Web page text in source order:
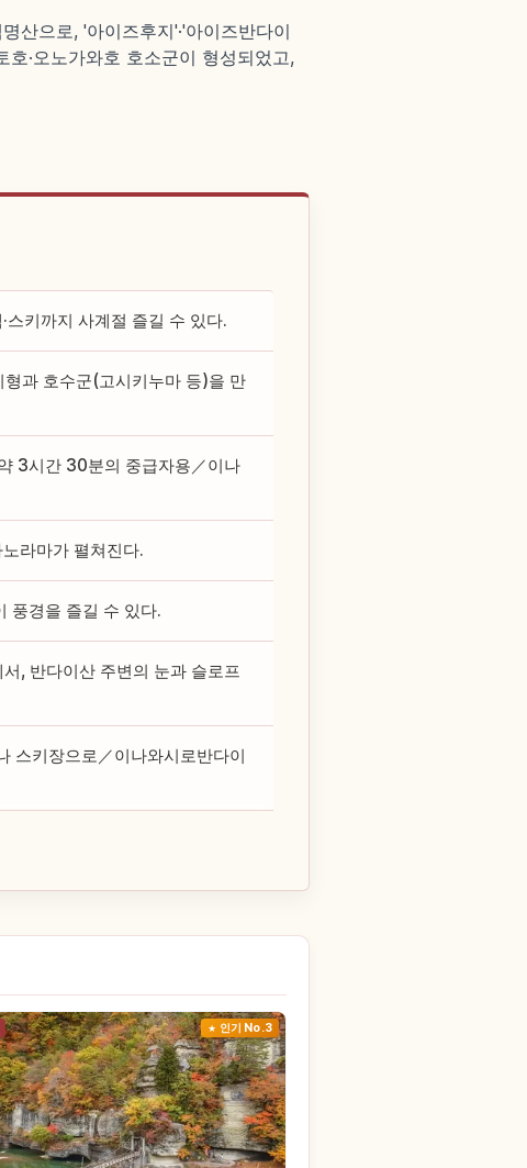
산으로, '아이즈후지'·'아이즈반다이
·오노가와호 호소군이 형성되었고,
스키까지 사계절 즐길 수 있다.
과 호수군(고시키누마 등)을 만
3시간 30분의 중급자용／이나
라마가 펼쳐진다.
풍경을 즐길 수 있다.
, 반다이산 주변의 눈과 슬로프
키장으로／이나와시로반다이
인기 No.3